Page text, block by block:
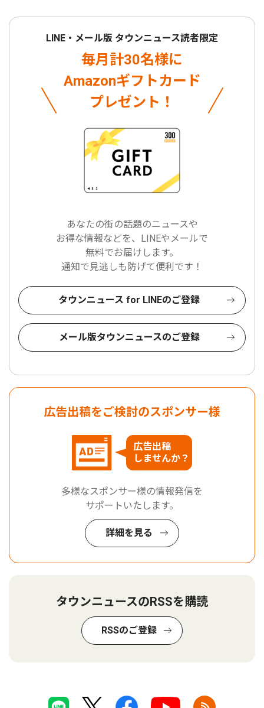
LINE・メール版 タウンニュース読者限定
毎月計30名様に
Amazonギフトカード
プレゼント！
あなたの街の話題のニュースや
お得な情報などを、LINEやメールで
無料でお届けします。
通知で見逃しも防げて便利です！
タウンニュース for LINEのご登録
メール版タウンニュースのご登録
広告出稿をご検討のスポンサー様
広告出稿
しませんか？
多様なスポンサー様の情報発信を
サポートいたします。
詳細を見る
タウンニュースのRSSを購読
RSSのご登録